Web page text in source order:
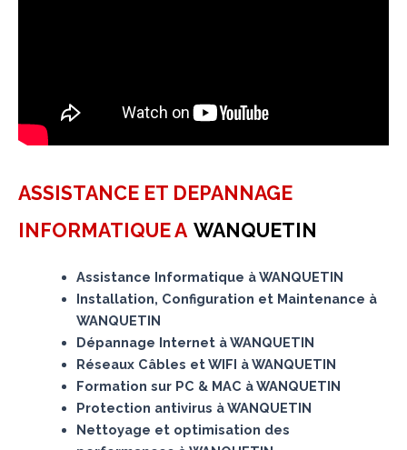
ASSISTANCE ET DEPANNAGE
INFORMATIQUE A WANQUETIN
Assistance Informatique à WANQUETIN
Installation, Configuration et Maintenance à
WANQUETIN
Dépannage Internet à WANQUETIN
Réseaux Câbles et WIFI à WANQUETIN
Formation sur PC & MAC à WANQUETIN
Protection antivirus à WANQUETIN
Nettoyage et optimisation des